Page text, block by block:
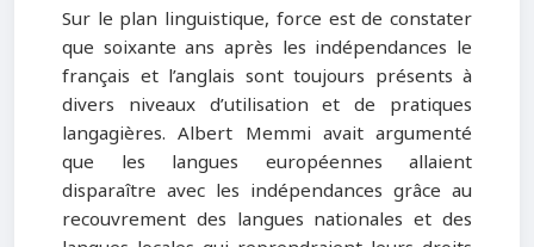
Sur le plan linguistique, force est de constater
que soixante ans après les indépendances le
français et l’anglais sont toujours présents à
divers niveaux d’utilisation et de pratiques
langagières. Albert Memmi avait argumenté
que les langues européennes allaient
disparaître avec les indépendances grâce au
recouvrement des langues nationales et des